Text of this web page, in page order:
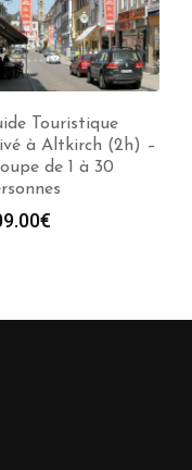
Touristique
à Altkirch (2h) –
de 1 à 30
€